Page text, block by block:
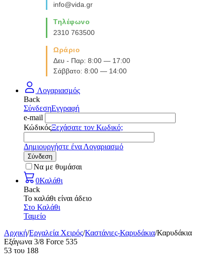
info@vida.gr
Τηλέφωνο
2310 763500
Ωράριο
Δευ - Παρ: 8:00 — 17:00
Σάββατο: 8:00 — 14:00
Λογαριασμός
Back
ΣύνδεσηΕγγραφή
e-mail
ΚώδικόςΞεχάσατε τον Κωδικό;
Δημιουργήστε ένα Λογαριασμό
Σύνδεση
Να με θυμάσαι
0Καλάθι
Back
Το καλάθι είναι άδειο
Στο Καλάθι
Ταμείο
Αρχική/Εργαλεία Χειρός/Καστάνιες-Καρυδάκια/Καρυδάκια
Εξάγωνα 3/8 Force 535
53 του 188